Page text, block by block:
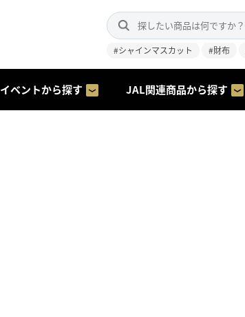
#シャインマスカット #財布
イベントから探す JAL関連商品から探す